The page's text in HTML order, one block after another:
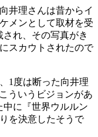
井理さんは昔からイ
メンとして取材を受
れ、その写真がき
スカウトされたので
1度は断った向井理
ういうビジョンがあ
中に『世界ウルルン
を決意したそうで